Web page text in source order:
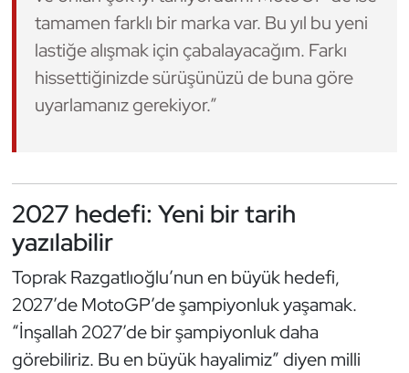
tamamen farklı bir marka var. Bu yıl bu yeni
lastiğe alışmak için çabalayacağım. Farkı
hissettiğinizde sürüşünüzü de buna göre
uyarlamanız gerekiyor.”
2027 hedefi: Yeni bir tarih
yazılabilir
Toprak Razgatlıoğlu’nun en büyük hedefi,
2027’de MotoGP’de şampiyonluk yaşamak.
“İnşallah 2027’de bir şampiyonluk daha
görebiliriz. Bu en büyük hayalimiz” diyen milli
Triatlon
Voleybol
Yelken
Yüzme